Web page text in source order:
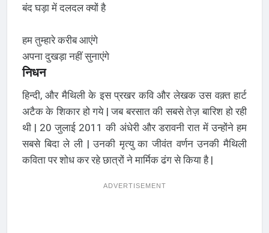
बंद घड़ा में दलदल क्यों है
हम तुम्हारे करीब आएंगे
अपना दुखड़ा नहीं सुनाएंगे
निधन
हिन्दी, और मैथिली के इस प्रखर कवि और लेखक उस वक़्त हार्ट
अटैक के शिकार हो गये | जब बरसात की सबसे तेज़ बारिश हो रही
थी | 20 जुलाई 2011 की अंधेरी और डरावनी रात में उन्होंने हम
सबसे बिदा ले ली | उनकी मृत्यु का जीवंत वर्णन उनकी मैथिली
कविता पर शोध कर रहे छात्रों ने मार्मिक ढंग से किया है |
ADVERTISEMENT